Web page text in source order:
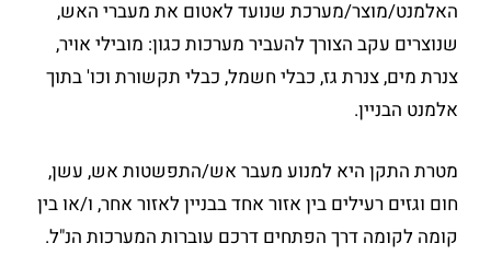
האלמנט/מוצר/מערכת שנועד לאטום את מעברי האש,
שנוצרים עקב הצורך להעביר מערכות כגון: מובילי אויר,
צנרת מים, צנרת גז, כבלי חשמל, כבלי תקשורת וכו' בתוך
אלמנט הבניין.
מטרת התקן היא למנוע מעבר אש/התפשטות אש, עשן,
חום וגזים רעילים בין אזור אחד בבניין לאזור אחר, ו/או בין
קומה לקומה דרך הפתחים דרכם עוברות המערכות הנ"ל.